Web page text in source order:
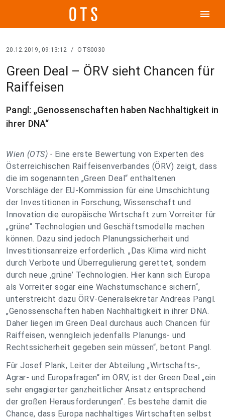
menu
20.12.2019, 09:13:12 / OTS0030
Green Deal – ÖRV sieht Chancen für
Raiffeisen
Pangl: „Genossenschaften haben Nachhaltigkeit in
ihrer DNA“
Wien (OTS) - Eine erste Bewertung von Experten des
Österreichischen Raiffeisenverbandes (ÖRV) zeigt, dass
die im sogenannten „Green Deal“ enthaltenen
Vorschläge der EU-Kommission für eine Umschichtung
der Investitionen in Forschung, Wissenschaft und
Innovation die europäische Wirtschaft zum Vorreiter für
„grüne“ Technologien und Geschäftsmodelle machen
können. Dazu sind jedoch Planungssicherheit und
Investitionsanreize erforderlich. „Das Klima wird nicht
durch Verbote und Überregulierung gerettet, sondern
durch neue ‚grüne’ Technologien. Hier kann sich Europa
als Vorreiter sogar eine Wachstumschance sichern“,
unterstreicht dazu ÖRV-Generalsekretär Andreas Pangl.
„Genossenschaften haben Nachhaltigkeit in ihrer DNA.
Daher liegen im Green Deal durchaus auch Chancen für
Raiffeisen, wenngleich jedenfalls Planungs- und
Rechtssicherheit gegeben sein müssen“, betont Pangl.
Für Josef Plank, Leiter der Abteilung „Wirtschafts-,
Agrar- und Europafragen“ im ÖRV, ist der Green Deal „ein
sehr engagierter ganzheitlicher Ansatz entsprechend
der großen Herausforderungen“. Es bestehe damit die
Chance, dass Europa nachhaltiges Wirtschaften selbst